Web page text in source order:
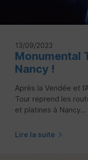
13/09/2023
Monumental
Nancy !
Après la Vendée et
Tour reprend les
et platines à Nancy...
Lire la suite